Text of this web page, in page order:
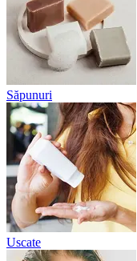
Săpunuri
Uscate